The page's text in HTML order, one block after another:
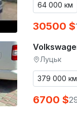
64 000 км
30500 $
Луцьк
379 000 км
6700 $